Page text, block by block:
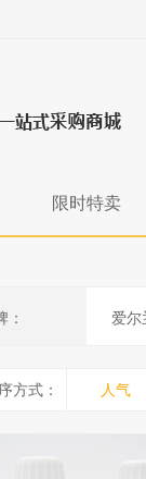
限时特卖
： 爱尔
方式： 人气